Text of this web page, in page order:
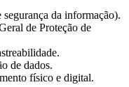
da informação).
de Proteção de
de dados.
físico e digital.